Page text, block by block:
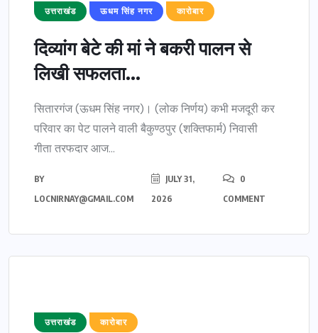
उत्तराखंड ऊधम सिंह नगर कारोबार
दिव्यांग बेटे की मां ने बकरी पालन से
लिखी सफलता...
सितारगंज (ऊधम सिंह नगर)। (लोक निर्णय) कभी मजदूरी कर
परिवार का पेट पालने वाली बैकुण्ठपुर (शक्तिफार्म) निवासी
गीता तरफदार आज...
BY
LOCNIRNAY@GMAIL.COM
JULY 31,
2026
0
COMMENT
उत्तराखंड कारोबार